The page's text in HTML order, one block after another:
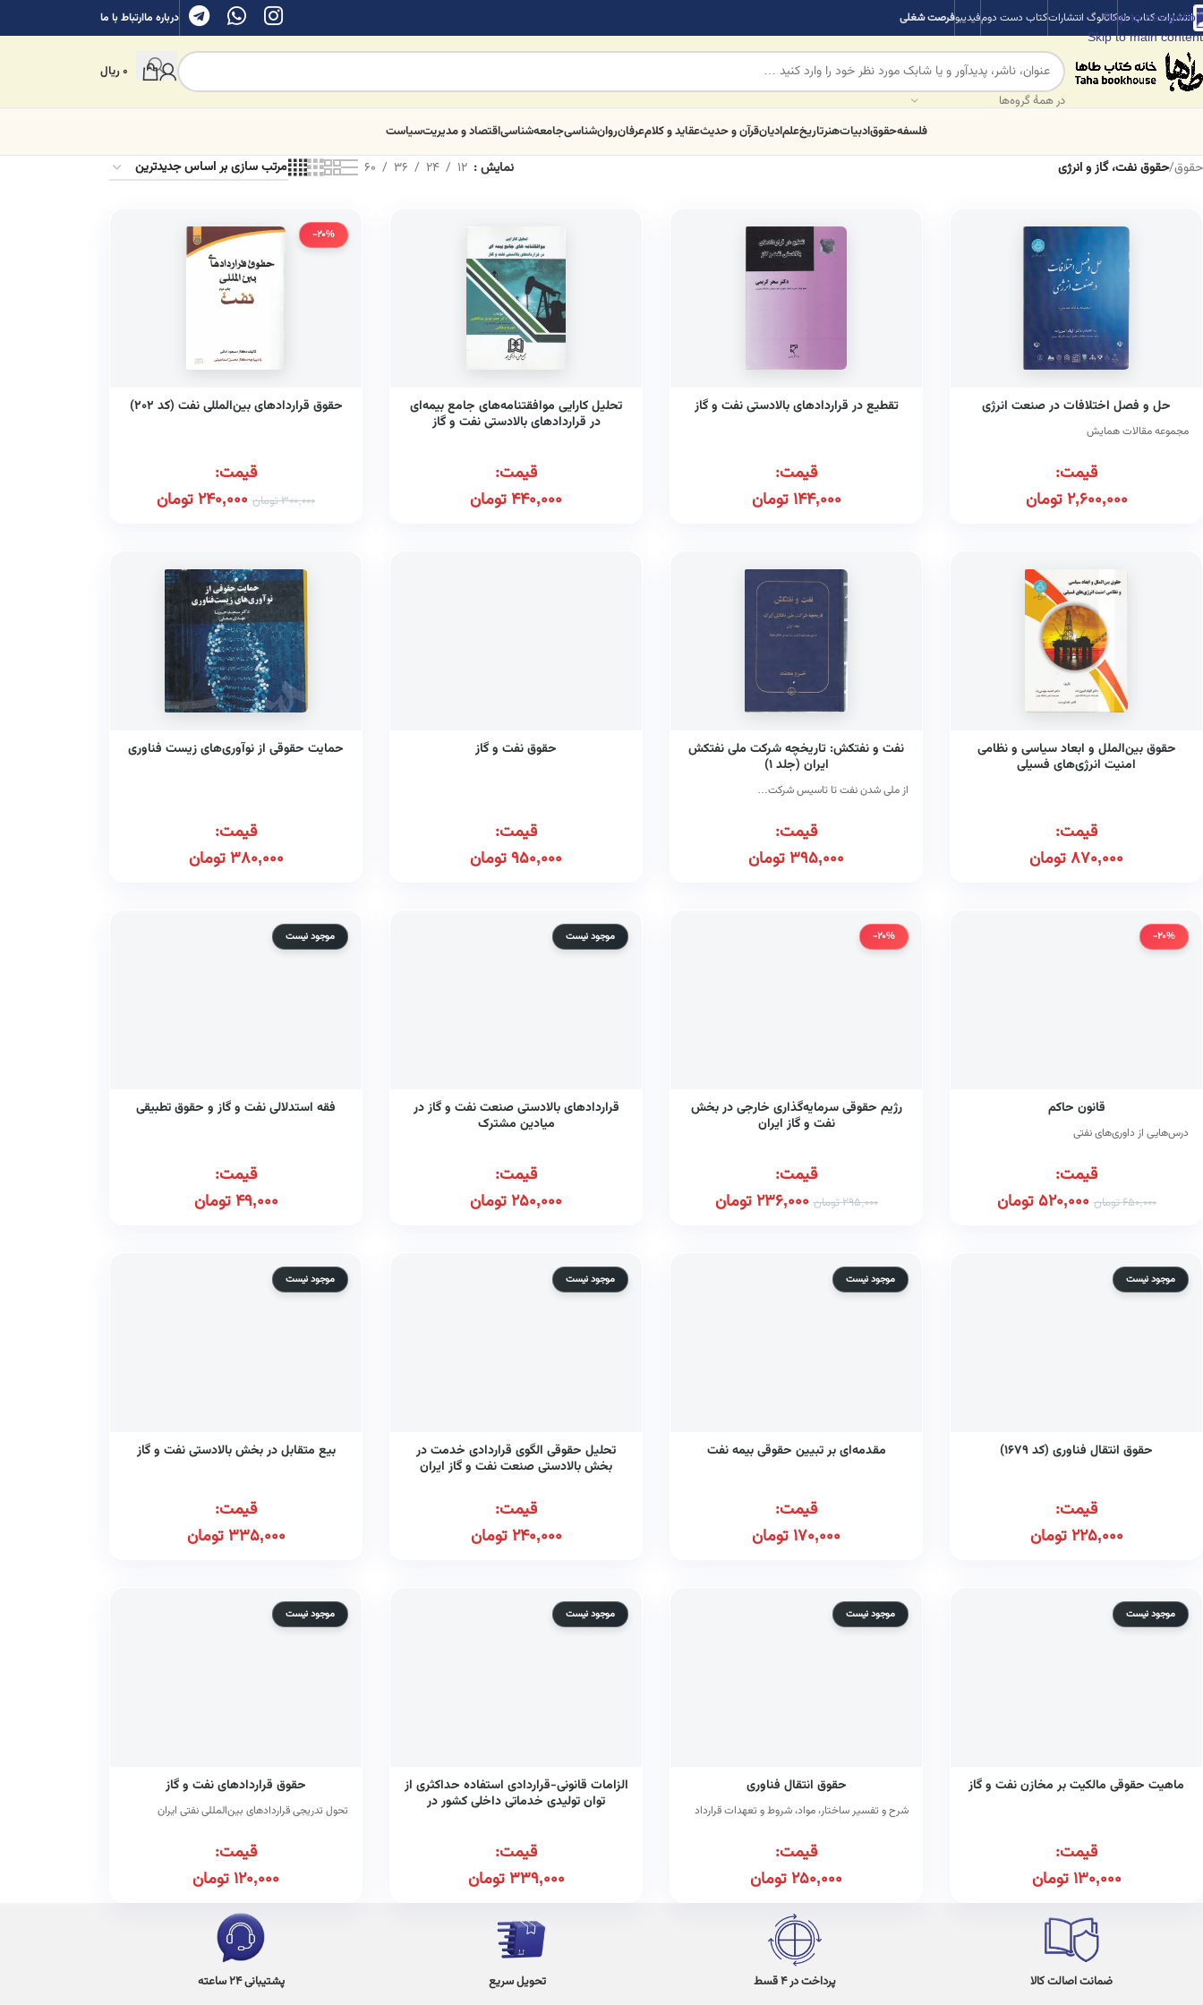
Skip to navigation
Skip to main content
انتشارات کتاب طهکاتالوگ انتشاراتکتاب دست دومفیدیبوفرصت شغلی درباره ماارتباط با ما
در همهٔ گروه‌ها
0ریال
فلسفهحقوقادبیاتهنرتاریخعلمادیانقرآن و حدیثعقاید و کلامعرفانروان‌شناسیجامعه‌شناسیاقتصاد و مدیریتسیاست
حقوق/حقوق نفت، گاز و انرژی نمایش 12
24
36
60
حل و فصل اختلافات در صنعت انرژی
مجموعه مقالات همایش
قیمت:
2,600,000تومان
تقطیع در قراردادهای بالادستی نفت و گاز
قیمت:
144,000تومان
تحلیل کارایی موافقتنامه‌های جامع بیمه‌ای
در قراردادهای بالادستی نفت و گاز
قیمت:
440,000تومان
-20%
حقوق قراردادهای بین‌المللی نفت (کد ۲۰۲)
قیمت:
300,000تومان 240,000تومان
حقوق بین‌الملل و ابعاد سیاسی و نظامی
امنیت انرژی‌های فسیلی
قیمت:
870,000تومان
نفت و نفتکش: تاریخچه شرکت ملی نفتکش
ایران (جلد ۱)
از ملی شدن نفت تا تاسیس شرکت…
قیمت:
395,000تومان
حقوق نفت و گاز
قیمت:
950,000تومان
حمایت حقوقی از نوآوری‌های زیست فناوری
قیمت:
380,000تومان
-20%
قانون حاکم
درس‌هایی از داوری‌های نفتی
قیمت:
650,000تومان 520,000 تومان
-20%
رژیم حقوقی سرمایه‌گذاری خارجی در بخش
نفت و گاز ایران
قیمت:
295,000تومان 236,000تومان
موجود نیست
قراردادهای بالادستی صنعت نفت و گاز در
میادین مشترک
قیمت:
250,000تومان
موجود نیست
فقه استدلالی نفت و گاز و حقوق تطبیقی
قیمت:
49,000تومان
موجود نیست
حقوق انتقال فناوری (کد ۱۶۷۹)
قیمت:
225,000تومان
موجود نیست
مقدمه‌ای بر تبیین حقوقی بیمه نفت
قیمت:
170,000تومان
موجود نیست
تحلیل حقوقی الگوی قراردادی خدمت در
بخش بالادستی صنعت نفت و گاز ایران
قیمت:
240,000تومان
موجود نیست
بیع متقابل در بخش بالادستی نفت و گاز
قیمت:
335,000تومان
موجود نیست
ماهیت حقوقی مالکیت بر مخازن نفت و گاز
قیمت:
130,000تومان
موجود نیست
حقوق انتقال فناوری
شرح و تفسیر ساختار، مواد، شروط و تعهدات قرارداد
قیمت:
250,000تومان
موجود نیست
الزامات قانونی-قراردادی استفاده حداکثری از
توان تولیدی خدماتی داخلی کشور در
قیمت:
339,000تومان
موجود نیست
حقوق قراردادهای نفت و گاز
تحول تدریجی قراردادهای بین‌المللی نفتی ایران
قیمت:
120,000تومان
ضمانت اصالت کالا پرداخت در 4 قسط تحویل سریع پشتیبانی 24 ساعته